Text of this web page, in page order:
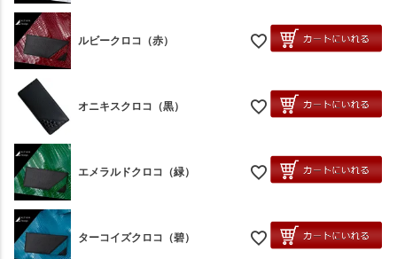
ルビークロコ（赤）
オニキスクロコ（黒）
エメラルドクロコ（緑）
ターコイズクロコ（碧）